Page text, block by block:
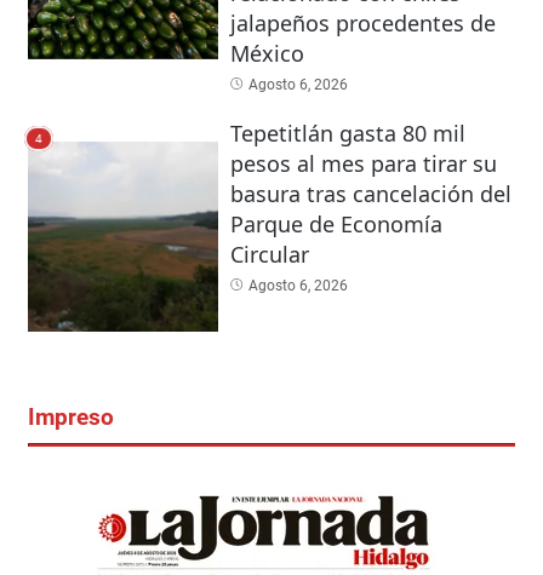
jalapeños procedentes de
México
Agosto 6, 2026
4
Tepetitlán gasta 80 mil
pesos al mes para tirar su
basura tras cancelación del
Parque de Economía
Circular
Agosto 6, 2026
Impreso